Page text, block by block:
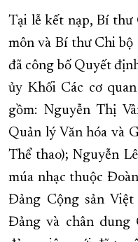
Tại lễ kết nạp, Bí thư
môn và Bí thư Chi
đã công bố Quyết
ủy Khối Các cơ
gồm: Nguyễn Thị
Quản lý Văn hóa và
Thể thao); Nguyễn
múa nhạc thuộc
Đảng Cộng sản Việt
Đảng và chân dung